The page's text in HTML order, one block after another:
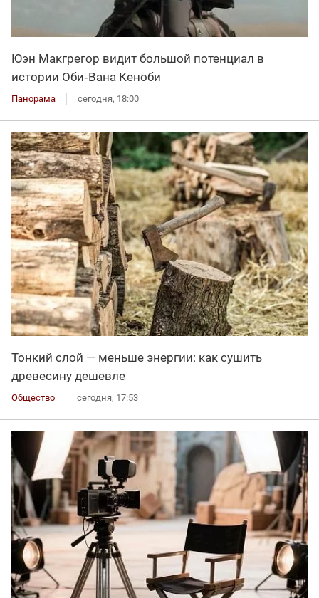
Юэн Макгрегор видит большой потенциал в
истории Оби‑Вана Кеноби
Панорама сегодня, 18:00
Тонкий слой — меньше энергии: как сушить
древесину дешевле
Общество сегодня, 17:53